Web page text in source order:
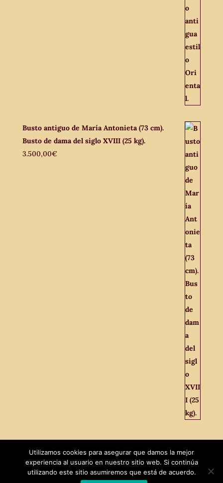
Busto antiguo de María Antonieta (73 cm).
Busto de dama del siglo XVIII (25 kg).
3.500,00€
Utilizamos cookies para asegurar que damos la mejor
experiencia al usuario en nuestro sitio web. Si continúa
utilizando este sitio asumiremos que está de acuerdo.